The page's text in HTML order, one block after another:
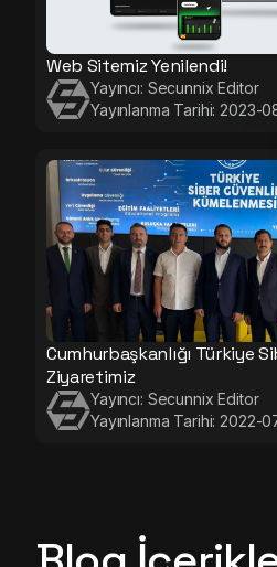
Web Sitemiz Yenilendi!
Yayıncı: Secunnix Editor
Yayınlanma Tarihi: 2023-
Cumhurbaşkanlığı Türkiye
Ziyaretimiz
Yayıncı: Secunnix Editor
Yayınlanma Tarihi: 2022-